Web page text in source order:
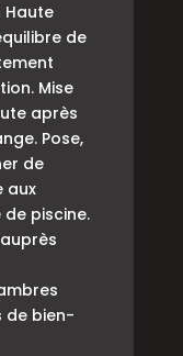
Haute
de
Mise
après
Pose,
de
aux
piscine.
de bien-